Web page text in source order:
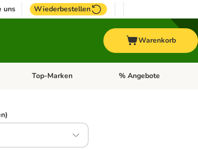
uns Wiederbestellen
Warenkorb
öffnen: Vogel
Kategorie-Menü öffnen: Pferd
Top-Marken Kategorie-Menü öffnen:
% Angebote